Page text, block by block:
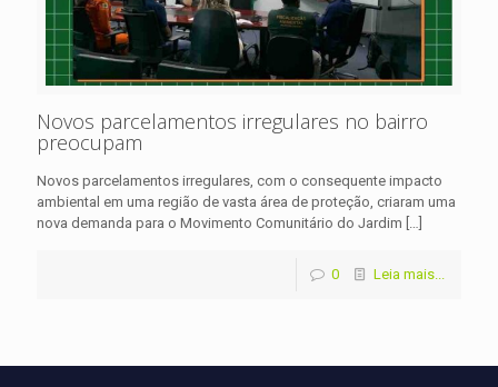
Novos parcelamentos irregulares no bairro
preocupam
Novos parcelamentos irregulares, com o consequente impacto
ambiental em uma região de vasta área de proteção, criaram uma
nova demanda para o Movimento Comunitário do Jardim […]
0 Leia mais...